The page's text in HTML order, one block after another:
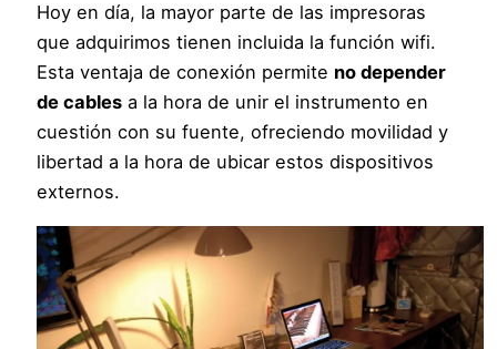
Hoy en día, la mayor parte de las impresoras
que adquirimos tienen incluida la función wifi.
Esta ventaja de conexión permite no depender
de cables a la hora de unir el instrumento en
cuestión con su fuente, ofreciendo movilidad y
libertad a la hora de ubicar estos dispositivos
externos.